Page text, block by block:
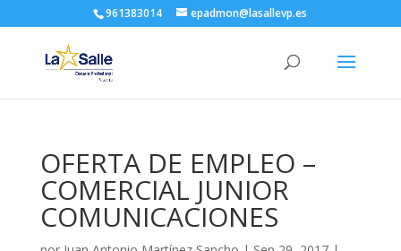
961383014 epadmon@lasallevp.es
OFERTA DE EMPLEO –
COMERCIAL JUNIOR
COMUNICACIONES